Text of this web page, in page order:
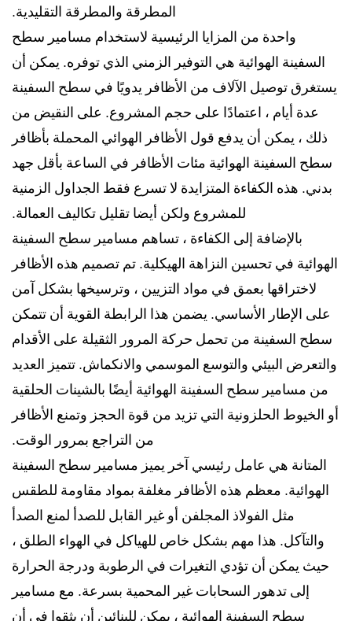
المطرقة والمطرقة التقليدية.
واحدة من المزايا الرئيسية لاستخدام مسامير سطح
السفينة الهوائية هي التوفير الزمني الذي توفره. يمكن أن
يستغرق توصيل الآلاف من الأظافر يدويًا في سطح السفينة
عدة أيام ، اعتمادًا على حجم المشروع. على النقيض من
ذلك ، يمكن أن يدفع قول الأظافر الهوائي المحملة بأظافر
سطح السفينة الهوائية مئات الأظافر في الساعة بأقل جهد
بدني. هذه الكفاءة المتزايدة لا تسرع فقط الجداول الزمنية
للمشروع ولكن أيضا تقليل تكاليف العمالة.
بالإضافة إلى الكفاءة ، تساهم مسامير سطح السفينة
الهوائية في تحسين النزاهة الهيكلية. تم تصميم هذه الأظافر
لاختراقها بعمق في مواد التزيين ، وترسيخها بشكل آمن
على الإطار الأساسي. يضمن هذا الرابطة القوية أن تتمكن
سطح السفينة من تحمل حركة المرور الثقيلة على الأقدام
والتعرض البيئي والتوسع الموسمي والانكماش. تتميز العديد
من مسامير سطح السفينة الهوائية أيضًا بالشينات الحلقية
أو الخيوط الحلزونية التي تزيد من قوة الحجز وتمنع الأظافر
من التراجع بمرور الوقت.
المتانة هي عامل رئيسي آخر يميز مسامير سطح السفينة
الهوائية. معظم هذه الأظافر مغلفة بمواد مقاومة للطقس
مثل الفولاذ المجلفن أو غير القابل للصدأ لمنع الصدأ
والتآكل. هذا مهم بشكل خاص للهياكل في الهواء الطلق ،
حيث يمكن أن تؤدي التغيرات في الرطوبة ودرجة الحرارة
إلى تدهور السحابات غير المحمية بسرعة. مع مسامير
سطح السفينة الهوائية ، يمكن للبنائين أن يثقوا في أن